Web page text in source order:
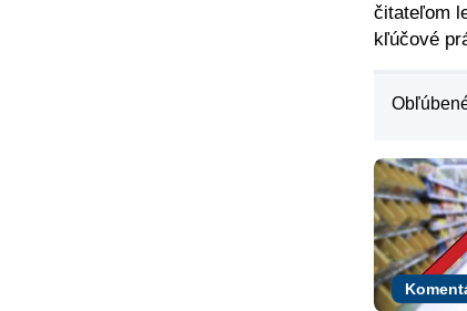
čitateľom
kľúčové